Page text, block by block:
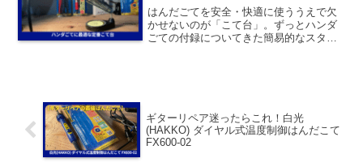
はんだごてを安全・快適に使ううえで欠
かせないのが「こて台」。ずっとハンダ
ごての付録についてきた簡易的なスタン
ギターリペア迷ったらこれ！白光
(HAKKO) ダイヤル式温度制御はんだこて
FX600-02